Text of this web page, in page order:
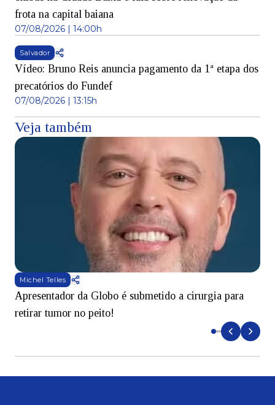
frota na capital baiana
07/08/2026 | 14:00h
Salvador
Vídeo: Bruno Reis anuncia pagamento da 1ª etapa dos
precatórios do Fundef
07/08/2026 | 13:15h
Veja também
Michel Telles
Apresentador da Globo é submetido a cirurgia para
retirar tumor no peito!